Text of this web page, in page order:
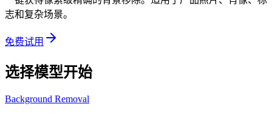
志和复杂场景。
免费试用
选择模型开始
Background Removal